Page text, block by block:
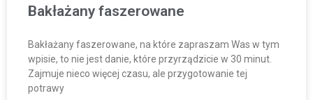
Bakłażany faszerowane
Bakłażany faszerowane, na które zapraszam Was w tym
wpisie, to nie jest danie, które przyrządzicie w 30 minut.
Zajmuje nieco więcej czasu, ale przygotowanie tej
potrawy